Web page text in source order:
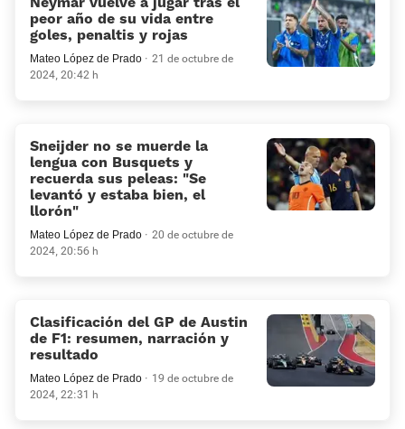
peor año de su vida entre
goles, penaltis y rojas
Mateo López de Prado
21 de octubre de
2024, 20:42 h
Sneijder no se muerde la
lengua con Busquets y
recuerda sus peleas: «Se
levantó y estaba bien, el
llorón»
Mateo López de Prado
20 de octubre de
2024, 20:56 h
Clasificación del GP de Austin
de F1: resumen, narración y
resultado
Mateo López de Prado
19 de octubre de
2024, 22:31 h